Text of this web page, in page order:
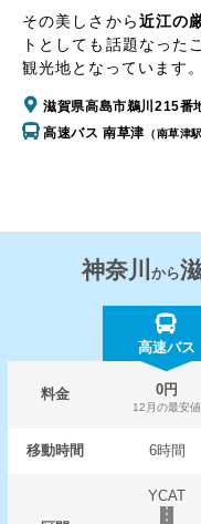
その美しさから近江の
トとしても話題なった
観光地となっています。
滋賀県高島市鵜川215番
高速バス 南草津 （南草津
神奈川 から
高速バス
料金 0円
12月の最安値
移動時間 6時間
YCAT